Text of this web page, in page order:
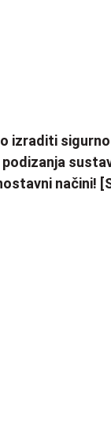
izraditi
podizanja
načini!